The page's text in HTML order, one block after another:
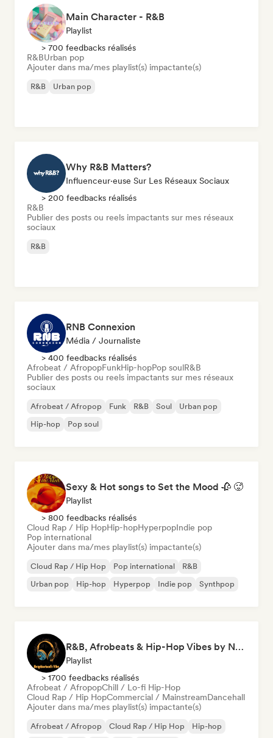
Main Character - R&B
Playlist
> 700 feedbacks réalisés
R&BUrban pop
Ajouter dans ma/mes playlist(s) impactante(s)
R&B Urban pop
Why R&B Matters?
Influenceur·euse Sur Les Réseaux Sociaux
> 200 feedbacks réalisés
R&B
Publier des posts ou reels impactants sur mes réseaux
sociaux
R&B
RNB Connexion
Média / Journaliste
> 400 feedbacks réalisés
Afrobeat / AfropopFunkHip-hopPop soulR&B
Publier des posts ou reels impactants sur mes réseaux
sociaux
Afrobeat / Afropop Funk R&B Soul
Urban pop
Hip-hop
Pop soul
Sexy & Hot songs to Set the Mood 🥀 🥵
Playlist
> 800 feedbacks réalisés
Cloud Rap / Hip HopHip-hopHyperpopIndie pop
Pop international
Ajouter dans ma/mes playlist(s) impactante(s)
Cloud Rap / Hip Hop Pop international
R&B
Urban pop
Hip-hop Hyperpop Indie pop Synthpop
R&B, Afrobeats & Hip-Hop Vibes by Neighborhood's Vibe
Playlist
> 1700 feedbacks réalisés
Afrobeat / AfropopChill / Lo-fi Hip-Hop
Cloud Rap / Hip HopCommercial / MainstreamDancehall
Ajouter dans ma/mes playlist(s) impactante(s)
Afrobeat / Afropop Cloud Rap / Hip Hop Hip-hop